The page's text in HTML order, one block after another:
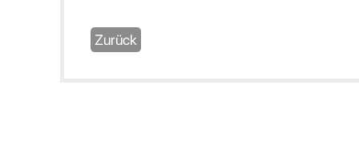
Zurück